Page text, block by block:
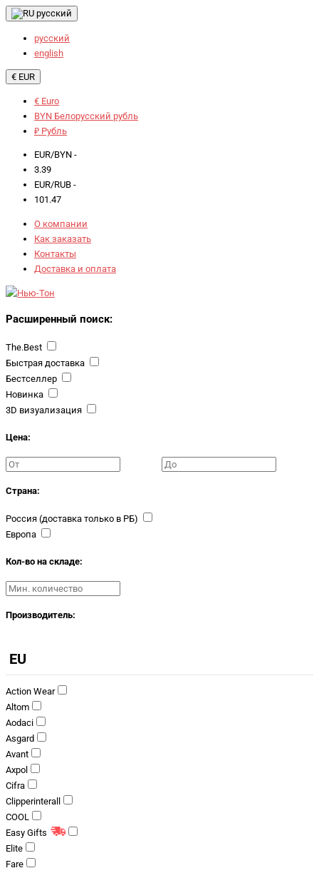
русский
русский
english
€ EUR
€ Euro
BYN Белорусский рубль
₽ Рубль
EUR/BYN -
3.39
EUR/RUB -
101.47
О компании
Как заказать
Контакты
Доставка и оплата
Расширенный поиск:
The.Best
Быстрая доставка
Бестселлер
Новинка
3D визуализация
Цена:
Страна:
Россия (доставка только в РБ)
Европа
Кол-во на складе:
Производитель:
EU
Action Wear
Altom
Aodaci
Asgard
Avant
Axpol
Cifra
Clipperinterall
COOL
Easy Gifts
Elite
Fare